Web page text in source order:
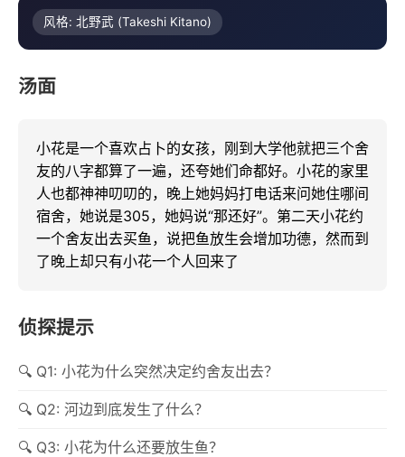
风格: 北野武 (Takeshi Kitano)
汤面
小花是一个喜欢占卜的女孩，刚到大学他就把三个舍
友的八字都算了一遍，还夸她们命都好。小花的家里
人也都神神叨叨的，晚上她妈妈打电话来问她住哪间
宿舍，她说是305，她妈说“那还好”。第二天小花约
一个舍友出去买鱼，说把鱼放生会增加功德，然而到
了晚上却只有小花一个人回来了
侦探提示
Q1: 小花为什么突然决定约舍友出去？
Q2: 河边到底发生了什么？
Q3: 小花为什么还要放生鱼？